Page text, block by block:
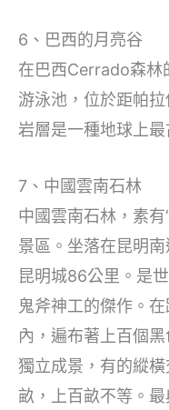
6、巴西的月亮谷
在巴西Cerrado森林
游泳池，位於距帕
岩層是一種地球上最
7、中國雲南石林
中國雲南石林，素
景區。坐落在昆明
昆明城86公里。是
鬼斧神工的傑作。
內，遍布著上百個
獨立成景，有的縱
畝，上百畝不等。